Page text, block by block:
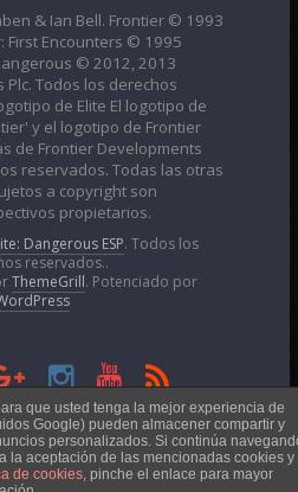
& Ian Bell. Frontier © 1993
First Encounters © 1995
© 2012, 2013
Todos los derechos
de Elite El logotipo de
y el logotipo de Frontier
de Frontier Developments
reservados. Todas las otras
a copyright son
propietarios.
Dangerous ESP. Todos los
reservados..
ThemeGrill. Potenciado por
bajo unaLicencia Creative Commons
que usted tenga la mejor experiencia de
Google) pueden almacener compartir y
personalizados. Si continúa
la aceptación de las mencionadas cookies y
de cookies, pinche el enlace para mayor